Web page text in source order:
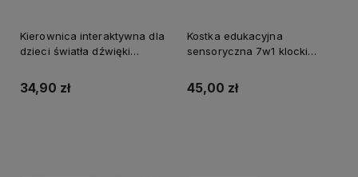
Kierownica interaktywna dla
dzieci światła dźwięki
34,90 zł
Kostka edukacyjna
sensoryczna 7w1 klocki
45,00 zł